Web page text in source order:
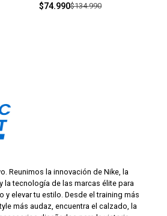
$74.990$134.990
Reunimos la innovación de Nike, la
la tecnología de las marcas élite para
y elevar tu estilo. Desde el training más
más audaz, encuentra el calzado, la